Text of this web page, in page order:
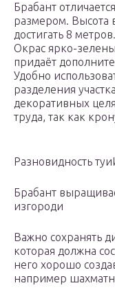
Брабант
размером. Высота
достигать 8
Окрас ярко-
придаёт
Удобно
разделения
декоративных
труда, так как
Разновидность
Брабант
изгороди
Важно сохранять
которая должна
него хорошо
например